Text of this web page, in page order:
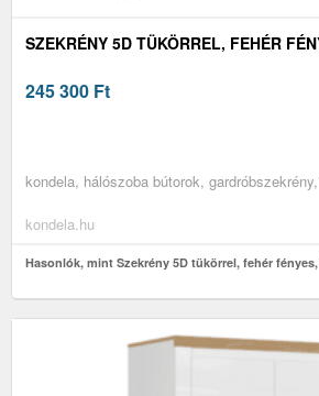
SZEKRÉNY 5D TÜKÖRREL, FEHÉR
245 300 Ft
kondela, hálószoba bútorok,
kondela.hu
Hasonlók, mint Szekrény 5D tükörrel, fehér fényes,